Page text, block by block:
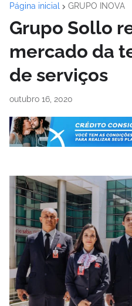
Página inicial GRUPO INOVA
Grupo Sollo
mercado da
de serviços
outubro 16, 2020